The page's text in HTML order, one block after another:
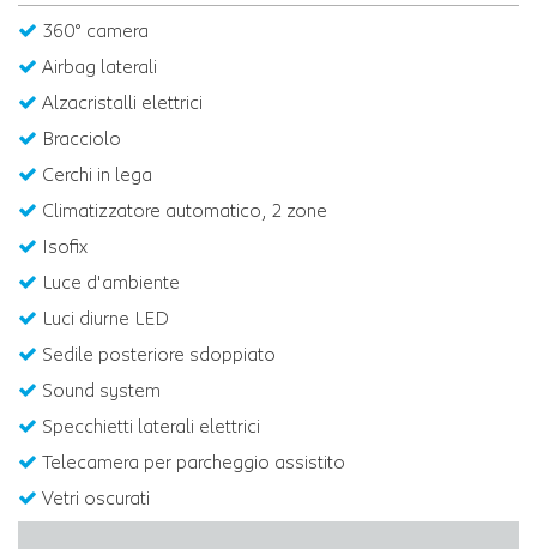
360° camera
Airbag laterali
Alzacristalli elettrici
Bracciolo
Cerchi in lega
Climatizzatore automatico, 2 zone
Isofix
Luce d'ambiente
Luci diurne LED
Sedile posteriore sdoppiato
Sound system
Specchietti laterali elettrici
Telecamera per parcheggio assistito
Vetri oscurati